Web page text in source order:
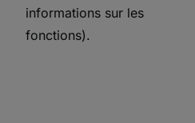
informations sur les
fonctions).